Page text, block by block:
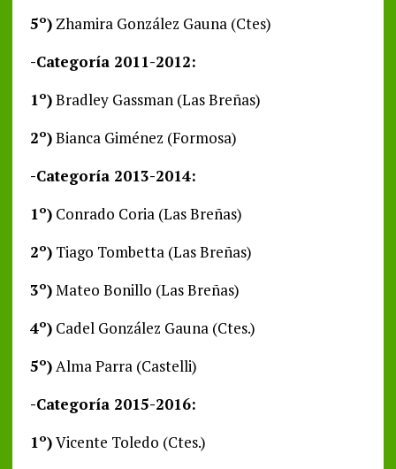
5º)Zhamira González Gauna (Ctes)
-Categoría 2011-2012:
1º)Bradley Gassman (Las Breñas)
2º)Bianca Giménez (Formosa)
-Categoría 2013-2014:
1º)Conrado Coria (Las Breñas)
2º)Tiago Tombetta (Las Breñas)
3º)Mateo Bonillo (Las Breñas)
4º)Cadel González Gauna (Ctes.)
5º)Alma Parra (Castelli)
-Categoría 2015-2016:
1º)Vicente Toledo (Ctes.)